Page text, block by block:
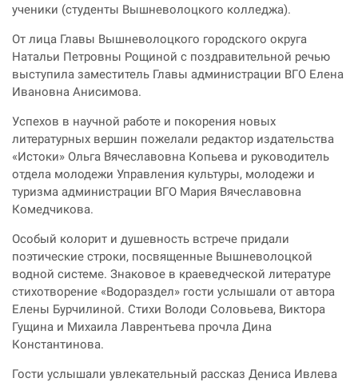
ученики (студенты Вышневолоцкого колледжа).
От лица Главы Вышневолоцкого городского округа
Натальи Петровны Рощиной с поздравительной речью
выступила заместитель Главы администрации ВГО Елена
Ивановна Анисимова.
Успехов в научной работе и покорения новых
литературных вершин пожелали редактор издательства
«Истоки» Ольга Вячеславовна Копьева и руководитель
отдела молодежи Управления культуры, молодежи и
туризма администрации ВГО Мария Вячеславовна
Комедчикова.
Особый колорит и душевность встрече придали
поэтические строки, посвященные Вышневолоцкой
водной системе. Знаковое в краеведческой литературе
стихотворение «Водораздел» гости услышали от автора
Елены Бурчилиной. Стихи Володи Соловьева, Виктора
Гущина и Михаила Лаврентьева прочла Дина
Константинова.
Гости услышали увлекательный рассказ Дениса Ивлева